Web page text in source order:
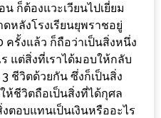
ก็ต้องแวะเวียนไปเยี่ยม
หลังโรงเรียนยุพราชอยู่
ครั้งแล้ว ก็ถือว่าเป็นสิ่งหนึ่ง
แต่สิ่งที่เราได้มอบให้กลับ
ชีวิตด้วยกัน ซึ่งก็เป็นสิ่ง
ห้ชีวิตถือเป็นสิ่งที่ได้กุศล
ตอบแทนเป็นเงินหรืออะไร